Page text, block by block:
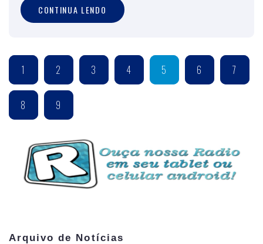
CONTINUA LENDO
1 2 3 4 5 6 7
8 9
Arquivo de Notícias